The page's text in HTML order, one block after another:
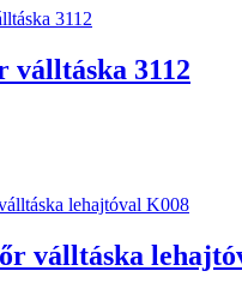
válltáska 3112
válltáska